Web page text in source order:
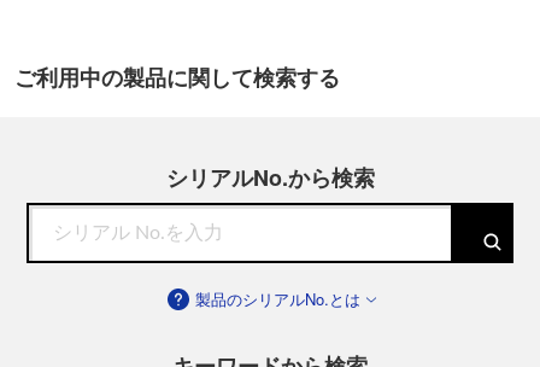
ご利用中の製品に関して検索する
シリアルNo.から検索
製品のシリアルNo.とは